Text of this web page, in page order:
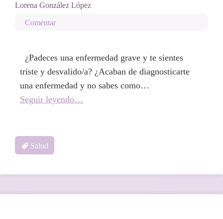
Lorena González López
Comentar
¿Padeces una enfermedad grave y te sientes
triste y desvalido/a? ¿Acaban de diagnosticarte
una enfermedad y no sabes como…
Seguir leyendo…
Salud